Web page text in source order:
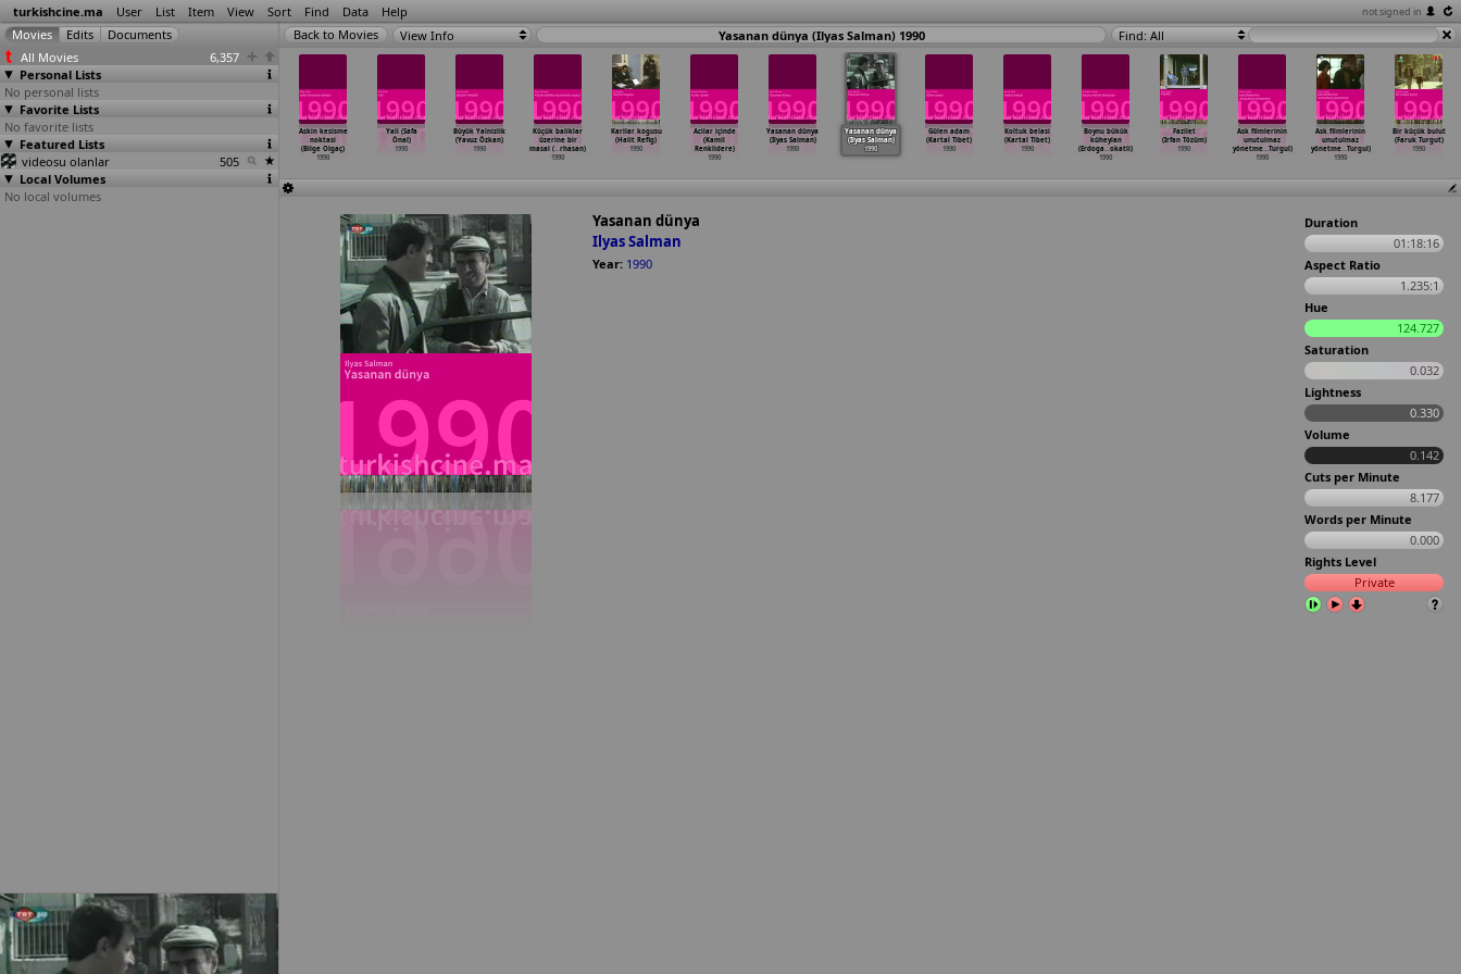
turkishcine.ma User List Item View Sort Find Data Help not signed in
All Movies
6,357
Personal Lists
No personal lists
Favorite Lists
No favorite lists
Featured Lists
videosu olanlar
505
Local Volumes
No local volumes
View Info Yasanan dünya (Ilyas Salman) 1990 Find: All
Boynu bükük
küheylan
(Erdoga… okatli)
1990
Fazilet
(Irfan Tözüm)
1990
Ask filmlerinin
unutulmaz
yönetme…Turgul)
1990
Ask filmlerinin
unutulmaz
yönetme…Turgul)
1990
Bir küçük bulut
(Faruk Turgut)
1990
boy
(Avni
1990
Çiçekler boy
verince (Avni
Kütükoglu)
Askin kesisme
noktasi
(Bilge Olgaç)
1990
Yali (Safa
Önal)
1990
Büyük Yalnizlik
(Yavuz Özkan)
1990
Küçük baliklar
üzerine bir
masal (… rhasan)
1990
Karilar kogusu
(Halit Refig)
1990
Acilar içinde
(Kamil
Renklidere)
1990
Yasanan dünya
(Ilyas Salman)
1990
Yasanan dünya
(Ilyas Salman)
1990
Gülen adam
(Kartal Tibet)
1990
Koltuk belasi
(Kartal Tibet)
1990
Yasanan dünya
Ilyas Salman
Year: 1990
Duration
01:18:16
Aspect Ratio
1.235:1
Hue
124.727
Saturation
0.032
Lightness
0.330
Volume
0.142
Cuts per Minute
8.177
Words per Minute
0.000
Rights Level
Private